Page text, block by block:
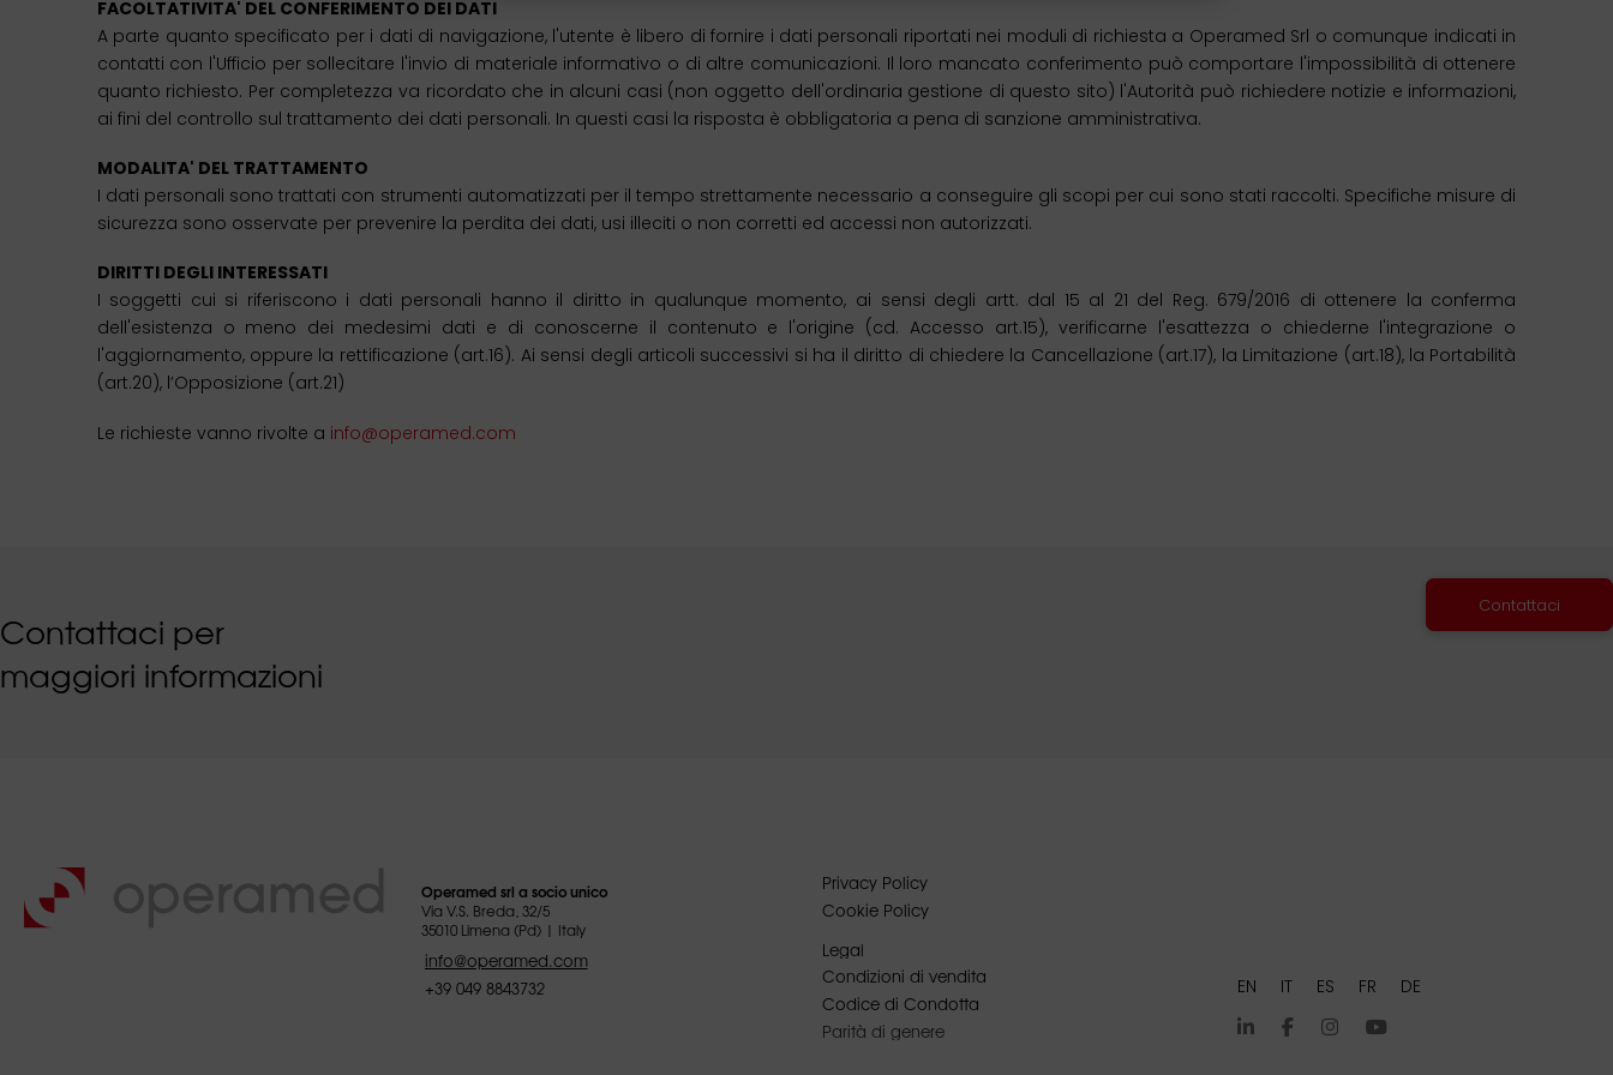
FACOLTATIVITA' DEL CONFERIMENTO DEI DATI
A parte quanto specificato per i dati di navigazione, l'utente è libero di fornire i dati personali riportati nei moduli di richiesta a Operamed Srl o comunque indicati in
contatti con l'Ufficio per sollecitare l'invio di materiale informativo o di altre comunicazioni. Il loro mancato conferimento può comportare l'impossibilità di ottenere
quanto richiesto. Per completezza va ricordato che in alcuni casi (non oggetto dell'ordinaria gestione di questo sito) l'Autorità può richiedere notizie e informazioni,
ai fini del controllo sul trattamento dei dati personali. In questi casi la risposta è obbligatoria a pena di sanzione amministrativa.
MODALITA' DEL TRATTAMENTO
I dati personali sono trattati con strumenti automatizzati per il tempo strettamente necessario a conseguire gli scopi per cui sono stati raccolti. Specifiche misure di
sicurezza sono osservate per prevenire la perdita dei dati, usi illeciti o non corretti ed accessi non autorizzati.
DIRITTI DEGLI INTERESSATI
I soggetti cui si riferiscono i dati personali hanno il diritto in qualunque momento, ai sensi degli artt. dal 15 al 21 del Reg. 679/2016 di ottenere la conferma
dell'esistenza o meno dei medesimi dati e di conoscerne il contenuto e l'origine (cd. Accesso art.15), verificarne l'esattezza o chiederne l'integrazione o
l'aggiornamento, oppure la rettificazione (art.16). Ai sensi degli articoli successivi si ha il diritto di chiedere la Cancellazione (art.17), la Limitazione (art.18), la Portabilità
(art.20), l’Opposizione (art.21)
Le richieste vanno rivolte a info@operamed.com
Contattaci per
maggiori informazioni
Contattaci
Operamed srl a socio unico
Via V.S. Breda, 32/5
35010 Limena (Pd) | Italy
info@operamed.com
+39 049 8843732
Privacy Policy
Cookie Policy
Legal
Condizioni di vendita
Codice di Condotta
Parità di genere
EN IT ES FR DE